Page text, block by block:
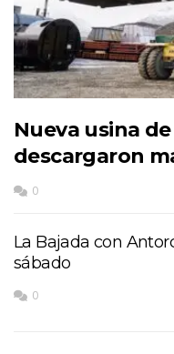
Nueva usina
descargaron
0
La Bajada con
sábado
0